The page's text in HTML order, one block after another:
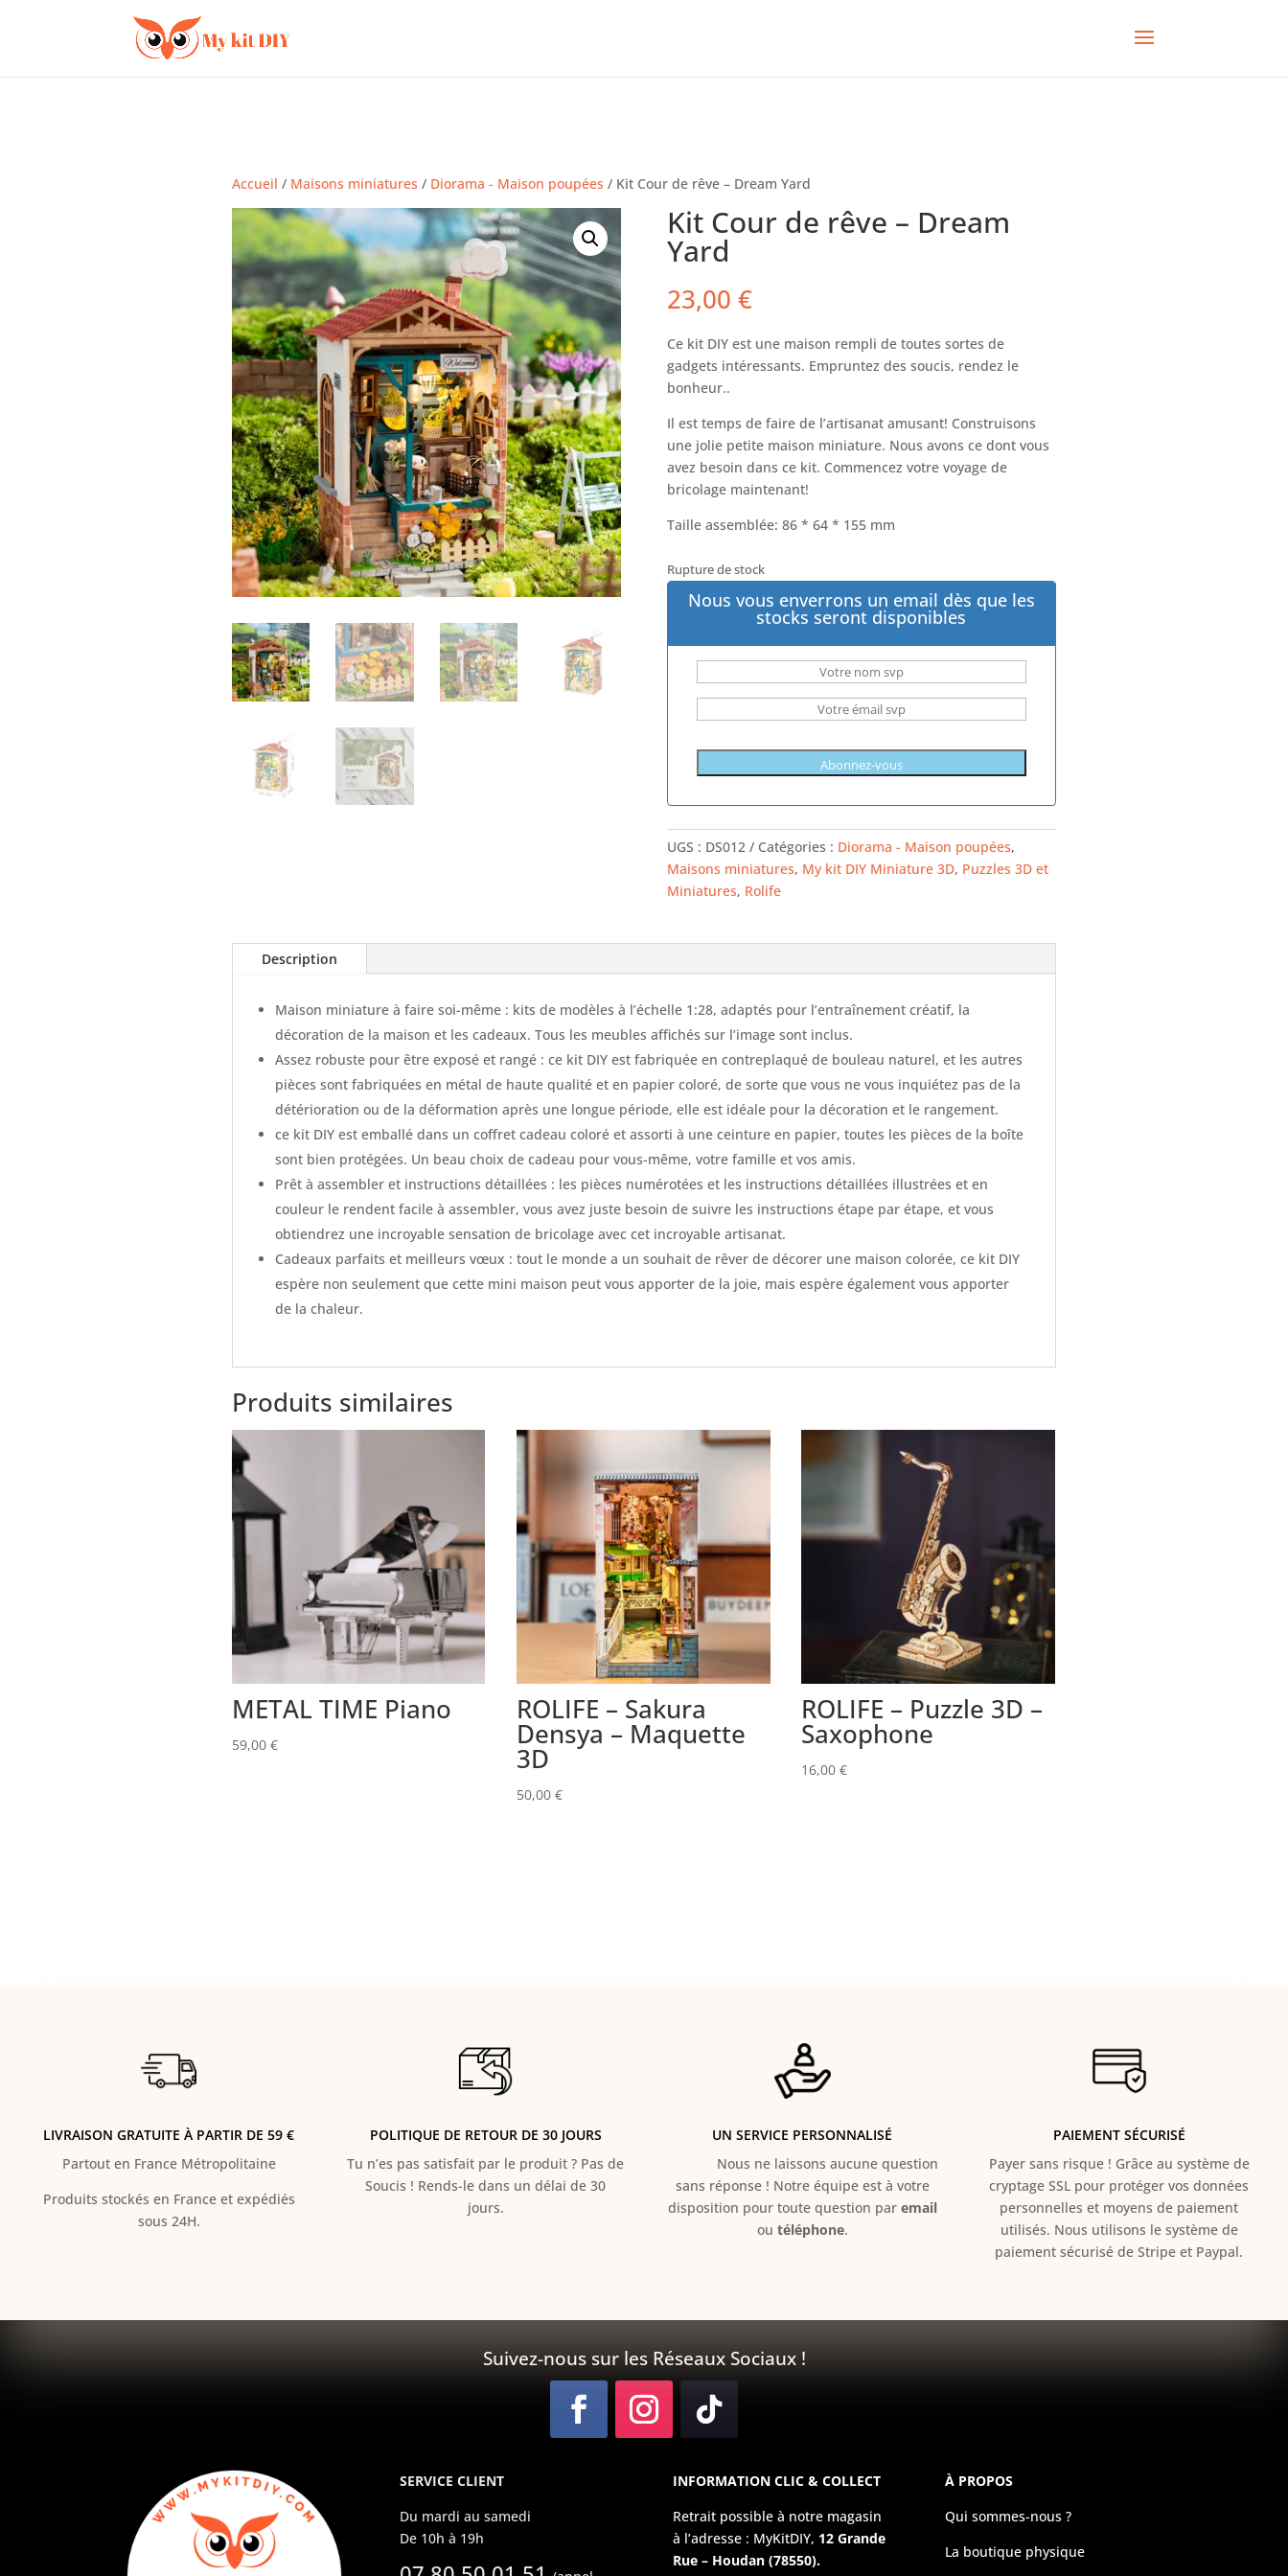
Accueil / Maisons miniatures / Diorama - Maison poupées / Kit Cour de rêve – Dream Yard
Kit Cour de rêve – Dream
Yard
23,00 €
Ce kit DIY est une maison rempli de toutes sortes de
gadgets intéressants. Empruntez des soucis, rendez le
bonheur..
Il est temps de faire de l’artisanat amusant! Construisons
une jolie petite maison miniature. Nous avons ce dont vous
avez besoin dans ce kit. Commencez votre voyage de
bricolage maintenant!
Taille assemblée: 86 * 64 * 155 mm
Rupture de stock
Nous vous enverrons un email dès que les
stocks seront disponibles
UGS : DS012 Catégories : Diorama - Maison poupées,
Maisons miniatures, My kit DIY Miniature 3D, Puzzles 3D et
Miniatures, Rolife
Description
Maison miniature à faire soi-même : kits de modèles à l’échelle 1:28, adaptés pour l’entraînement créatif, la
décoration de la maison et les cadeaux. Tous les meubles affichés sur l’image sont inclus.
Assez robuste pour être exposé et rangé : ce kit DIY est fabriquée en contreplaqué de bouleau naturel, et les autres
pièces sont fabriquées en métal de haute qualité et en papier coloré, de sorte que vous ne vous inquiétez pas de la
détérioration ou de la déformation après une longue période, elle est idéale pour la décoration et le rangement.
ce kit DIYest emballé dans un coffret cadeau coloré et assorti à une ceinture en papier, toutes les pièces de la boîte
sont bien protégées. Un beau choix de cadeau pour vous-même, votre famille et vos amis.
Prêt à assembler et instructions détaillées : les pièces numérotées et les instructions détaillées illustrées et en
couleur le rendent facile à assembler, vous avez juste besoin de suivre les instructions étape par étape, et vous
obtiendrez une incroyable sensation de bricolage avec cet incroyable artisanat.
Cadeaux parfaits et meilleurs vœux : tout le monde a un souhait de rêver de décorer une maison colorée, ce kit DIY
espère non seulement que cette mini maison peut vous apporter de la joie, mais espère également vous apporter
de la chaleur.
Produits similaires
METAL TIME Piano
59,00 €
ROLIFE – Sakura
Densya – Maquette
3D
50,00€
ROLIFE – Puzzle 3D –
Saxophone
16,00€
LIVRAISON GRATUITE À PARTIR DE 59 €
Partout en France Métropolitaine
Produits stockés en France et expédiés
sous 24H.
POLITIQUE DE RETOUR DE 30 JOURS
Tu n’es pas satisfait par le produit ? Pas de
Soucis ! Rends-le dans un délai de 30
jours.
UN SERVICE PERSONNALISÉ
Nous ne laissons aucune question
sans réponse ! Notre équipe est à votre
disposition pour toute question par email
ou téléphone.
PAIEMENT SÉCURISÉ
Payer sans risque ! Grâce au système de
cryptage SSL pour protéger vos données
personnelles et moyens de paiement
utilisés. Nous utilisons le système de
paiement sécurisé de Stripe et Paypal.
Suivez-nous sur les Réseaux Sociaux !
SERVICE CLIENT
Du mardi au samedi
De 10h à 19h
INFORMATION CLIC & COLLECT
Retrait possible à notre magasin
à l’adresse : MyKitDIY, 12 Grande
Rue – Houdan (78550).
À PROPOS
Qui sommes-nous ?
La boutique physique